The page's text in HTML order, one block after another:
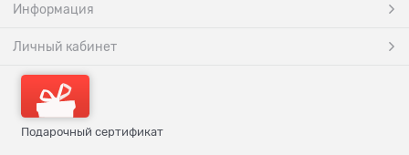
Информация
Личный кабинет
Подарочный сертификат